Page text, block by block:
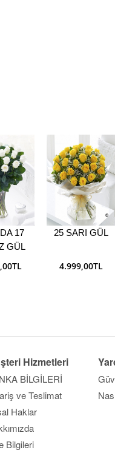
17
GÜL
25 SARI GÜL
4.999,00TL
Hizmetleri
BİLGİLERİ
ve Teslimat
Haklar
Bilgileri